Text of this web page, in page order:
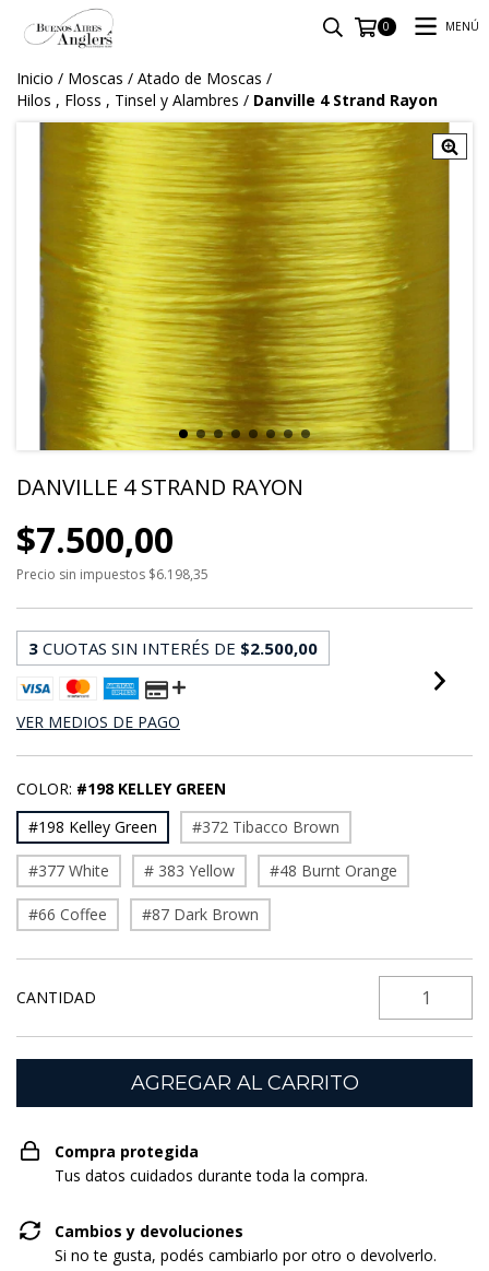
0 MENÚ
Inicio / Moscas / Atado de Moscas /
Hilos , Floss , Tinsel y Alambres / Danville 4 Strand Rayon
DANVILLE 4 STRAND RAYON
$7.500,00
Precio sin impuestos $6.198,35
3 CUOTAS SIN INTERÉS DE $2.500,00
VER MEDIOS DE PAGO
COLOR: #198 KELLEY GREEN
#198 Kelley Green
#372 Tibacco Brown
#377 White # 383 Yellow #48 Burnt Orange
#66 Coffee #87 Dark Brown
CANTIDAD
Compra protegida
Tus datos cuidados durante toda la compra.
Cambios y devoluciones
Si no te gusta, podés cambiarlo por otro o devolverlo.